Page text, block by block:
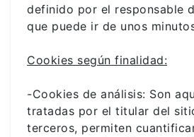
definido por el responsable
que puede ir de unos
Cookies según finalidad:
-Cookies de análisis: Son
tratadas por el titular del
terceros, permiten